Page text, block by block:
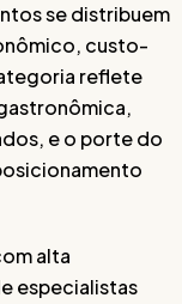
se distribuem
custo-
reflete
e o porte do
alta
especialistas